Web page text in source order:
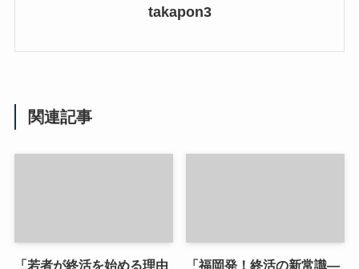
takapon3
関連記事
「若者が終活を始める理由
「福岡発！終活の新常識—